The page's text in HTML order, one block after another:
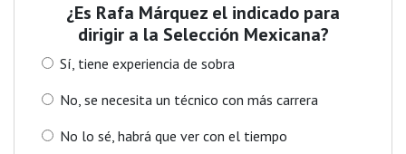
¿Es Rafa Márquez el indicado para
dirigir a la Selección Mexicana?
Sí, tiene experiencia de sobra
No, se necesita un técnico con más carrera
No lo sé, habrá que ver con el tiempo